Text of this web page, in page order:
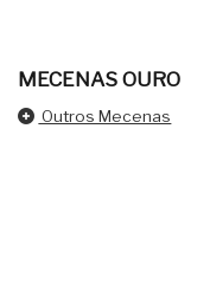
MECENAS OURO
Outros Mecenas